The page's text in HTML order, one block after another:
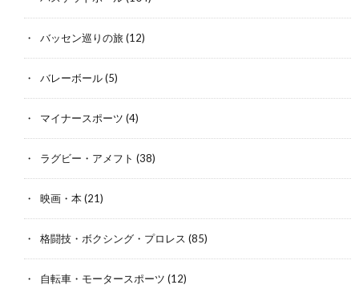
バッセン巡りの旅(12)
バレーボール(5)
マイナースポーツ (4)
ラグビー・アメフト (38)
映画・本(21)
格闘技・ボクシング・プロレス (85)
自転車・モータースポーツ (12)